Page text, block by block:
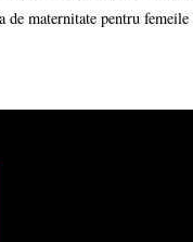
de maternitate pentru femeile